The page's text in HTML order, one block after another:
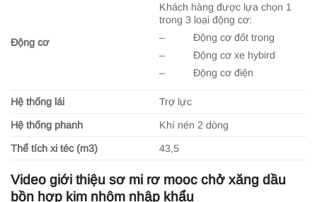
Động cơ
Khách hàng được lựa chọn 1
trong 3 loại động cơ:
– Động cơ đốt trong
– Động cơ xe hybird
– Động cơ điện
Hệ thống lái Trợ lực
Hệ thống phanh Khí nén 2 dòng
Thể tích xi téc (m3) 43,5
Video giới thiệu sơ mi rơ mooc chở xăng dầu
bồn hợp kim nhôm nhập khẩu